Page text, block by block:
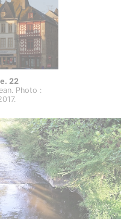
22
Photo :